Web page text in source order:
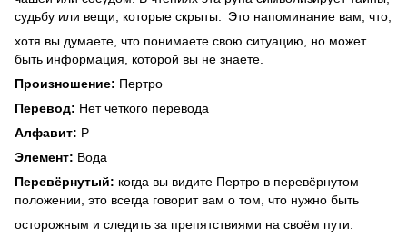
судьбу или вещи, которые скрыты.
Это напоминание вам, что,
хотя вы думаете, что понимаете свою ситуацию, но может
быть информация, которой вы не знаете.
Произношение: Пертро
Перевод: Нет четкого перевода
Алфавит: P
Элемент: Вода
Перевёрнутый: когда вы видите Пертро в перевёрнутом
положении, это всегда говорит вам о том, что нужно быть
осторожным и следить за препятствиями на своём пути.